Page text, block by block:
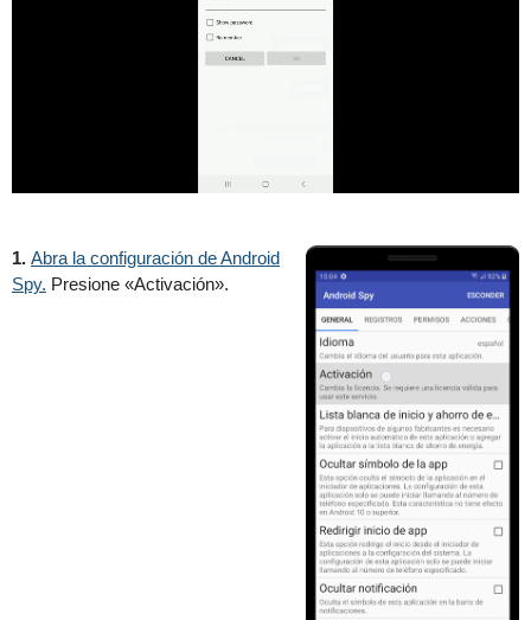
1. Abra la configuración de Android
Spy. Presione «Activación».